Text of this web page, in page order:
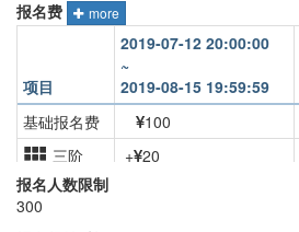
报名费
more
项目
2019-07-12 20:00:00
~
2019-08-15 19:59:59
基础报名费
100
三阶
+ 20
二阶
报名人数限制
300